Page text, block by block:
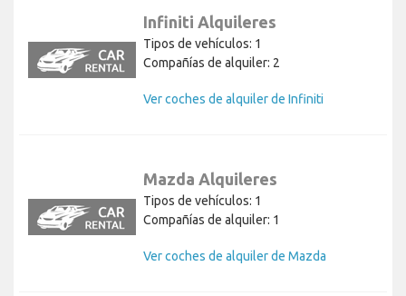
Infiniti Alquileres
Tipos de vehículos: 1
Compañías de alquiler: 2
Ver coches de alquiler de Infiniti
Mazda Alquileres
Tipos de vehículos: 1
Compañías de alquiler: 1
Ver coches de alquiler de Mazda